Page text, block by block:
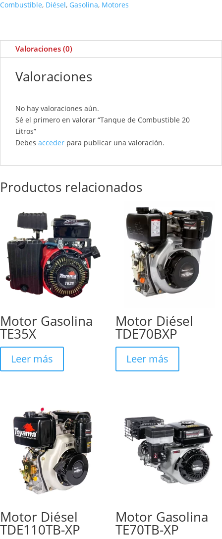
Combustible, Diésel, Gasolina, Motores
Valoraciones (0)
Valoraciones
No hay valoraciones aún.
Sé el primero en valorar “Tanque de Combustible 20
Litros”
Debes acceder para publicar una valoración.
Productos relacionados
Motor Gasolina
TE35X
Leer más
Motor Diésel
TDE70BXP
Leer más
Motor Diésel
TDE110TB-XP
Motor Gasolina
TE70TB-XP